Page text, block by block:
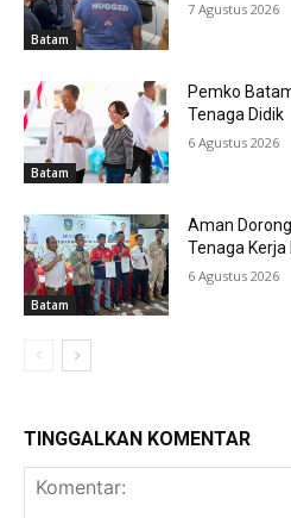
Batam
7 Agustus 2026
Batam
Pemko
Tenaga Didik
6 Agustus 2026
Batam
Aman
Tenaga
6 Agustus 2026
TINGGALKAN KOMENTAR